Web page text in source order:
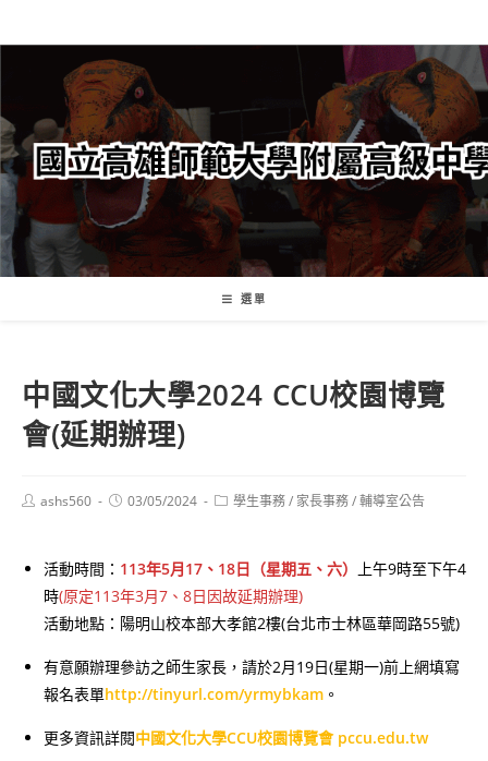
轉
要
內
容
選單
中國文化大學2024 CCU校園博覽
會(延期辦理)
Postashs560
Post03/05/2024
Post學生事務/ 家長事務/輔導室公告
活動時間： 113年5月17、18日（星期五、六）
上午9時至下午4
時(原定113年3月7、8日因故延期辦理)
活動地點：陽明山校本部大孝館2樓(台北市士林區華岡路55號)
有意願辦理參訪之師生家長，請於2月19日(星期一)前上網填寫
報名表單http://tinyurl.com/yrmybkam 。
更多資訊詳閱中國文化大學CCU校園博覽會 pccu.edu.tw